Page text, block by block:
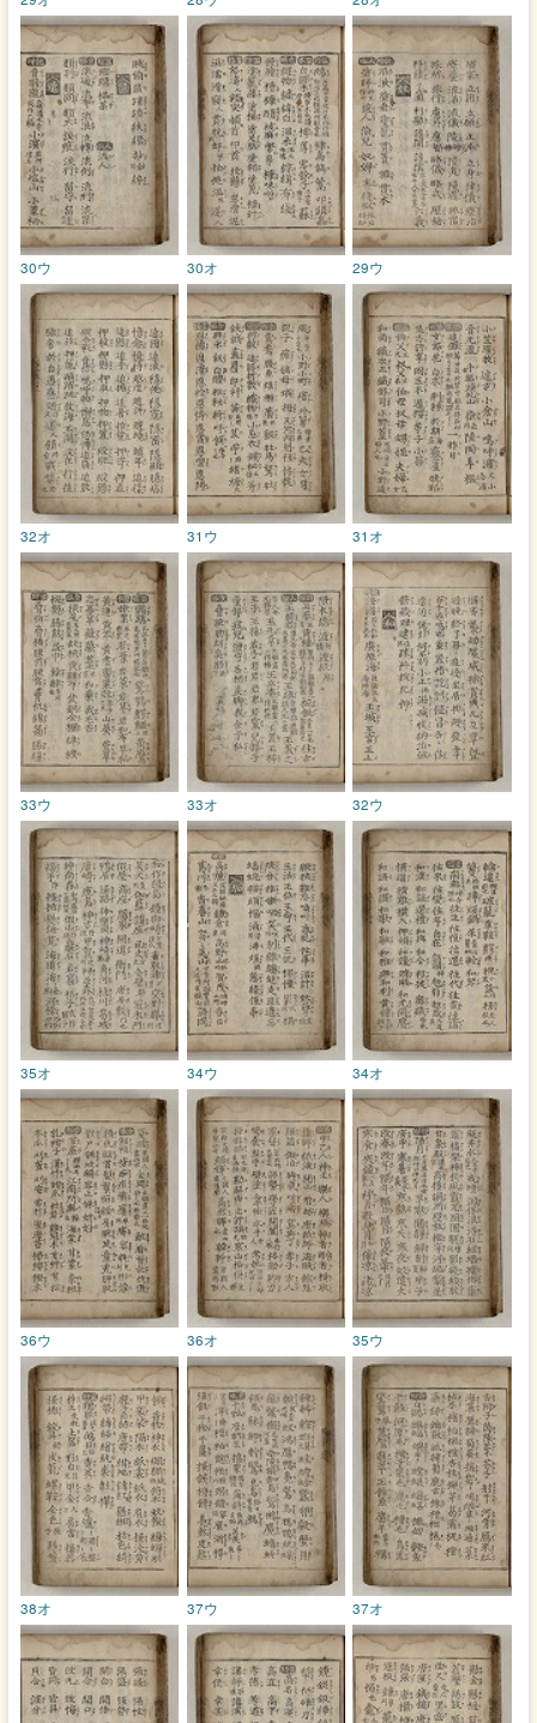
29ウ
30オ
30ウ
31オ
31ウ
32オ
32ウ
33オ
33ウ
34オ
34ウ
35オ
35ウ
36オ
36ウ
37オ
37ウ
38オ